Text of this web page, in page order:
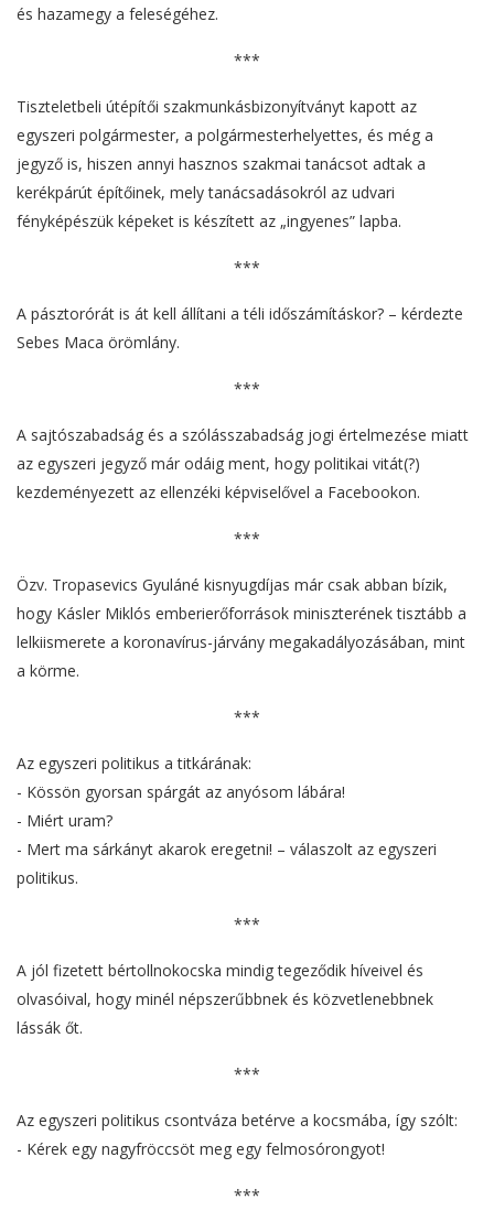
és hazamegy a feleségéhez.
***
Tiszteletbeli útépítői szakmunkásbizonyítványt kapott az
egyszeri polgármester, a polgármesterhelyettes, és még a
jegyző is, hiszen annyi hasznos szakmai tanácsot adtak a
kerékpárút építőinek, mely tanácsadásokról az udvari
fényképészük képeket is készített az „ingyenes” lapba.
***
A pásztorórát is át kell állítani a téli időszámításkor? – kérdezte
Sebes Maca örömlány.
***
A sajtószabadság és a szólásszabadság jogi értelmezése miatt
az egyszeri jegyző már odáig ment, hogy politikai vitát(?)
kezdeményezett az ellenzéki képviselővel a Facebookon.
***
Özv. Tropasevics Gyuláné kisnyugdíjas már csak abban bízik,
hogy Kásler Miklós emberierőforrások miniszterének tisztább a
lelkiismerete a koronavírus-járvány megakadályozásában, mint
a körme.
***
Az egyszeri politikus a titkárának:
- Kössön gyorsan spárgát az anyósom lábára!
- Miért uram?
- Mert ma sárkányt akarok eregetni! – válaszolt az egyszeri
politikus.
***
A jól fizetett bértollnokocska mindig tegeződik híveivel és
olvasóival, hogy minél népszerűbbnek és közvetlenebbnek
lássák őt.
***
Az egyszeri politikus csontváza betérve a kocsmába, így szólt:
- Kérek egy nagyfröccsöt meg egy felmosórongyot!
***